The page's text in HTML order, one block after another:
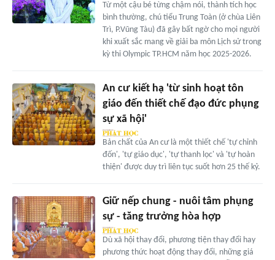
Từ một cậu bé từng chậm nói, thành tích học
bình thường, chú tiểu Trung Toàn (ở chùa Liên
Trì, P.Vũng Tàu) đã gây bất ngờ cho mọi người
khi xuất sắc mang về giải ba môn Lịch sử trong
kỳ thi Olympic TP.HCM năm học 2025-2026.
An cư kiết hạ 'từ sinh hoạt tôn
giáo đến thiết chế đạo đức phụng
sự xã hội'
Bản chất của An cư là một thiết chế 'tự chỉnh
đốn', 'tự giáo dục', 'tự thanh lọc' và 'tự hoàn
thiện' được duy trì liên tục suốt hơn 25 thế kỷ.
Giữ nếp chung - nuôi tâm phụng
sự - tăng trưởng hòa hợp
Dù xã hội thay đổi, phương tiện thay đổi hay
phương thức hoạt động thay đổi, những giá